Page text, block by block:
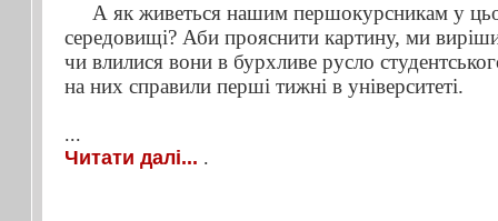
А як живеться нашим першокурсникам у
середовищі? Аби прояснити картину, ми
чи влилися вони в бурхливе русло
на них справили перші тижні в університеті.
...
Читати далі... .